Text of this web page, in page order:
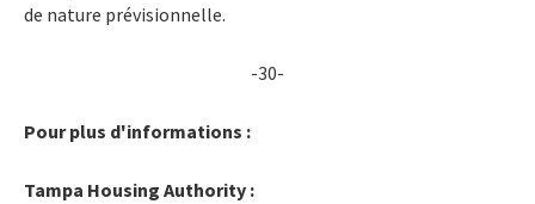
de nature prévisionnelle.
-30-
Pour plus d'informations :
Tampa Housing Authority :